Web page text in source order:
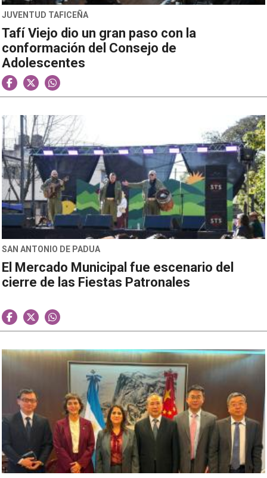
JUVENTUD TAFICEÑA
Tafí Viejo dio un gran paso con la
conformación del Consejo de
Adolescentes
SAN ANTONIO DE PADUA
El Mercado Municipal fue escenario del
cierre de las Fiestas Patronales